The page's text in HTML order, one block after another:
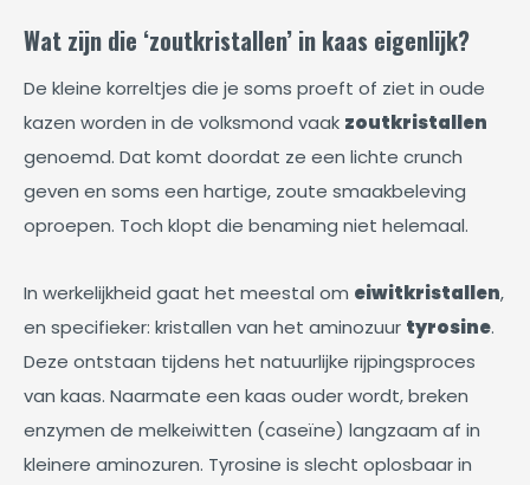
Wat zijn die ‘zoutkristallen’ in kaas eigenlijk?
De kleine korreltjes die je soms proeft of ziet in oude
kazen worden in de volksmond vaak zoutkristallen
genoemd. Dat komt doordat ze een lichte crunch
geven en soms een hartige, zoute smaakbeleving
oproepen. Toch klopt die benaming niet helemaal.
In werkelijkheid gaat het meestal om eiwitkristallen,
en specifieker: kristallen van het aminozuur tyrosine.
Deze ontstaan tijdens het natuurlijke rijpingsproces
van kaas. Naarmate een kaas ouder wordt, breken
enzymen de melkeiwitten (caseïne) langzaam af in
kleinere aminozuren. Tyrosine is slecht oplosbaar in